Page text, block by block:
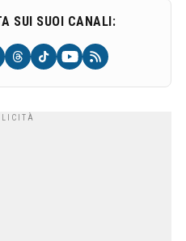
SUI SUOI CANALI: